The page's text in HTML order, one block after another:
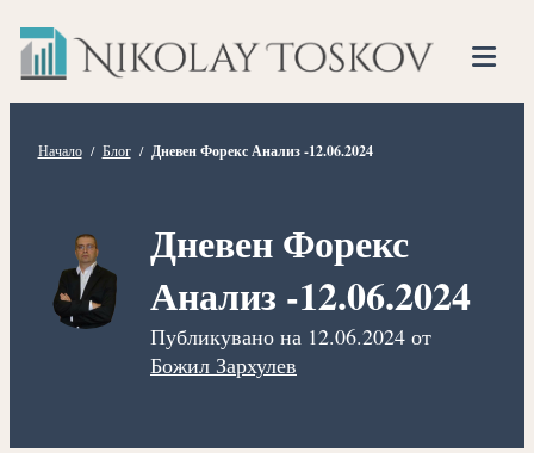
Прескочете
към
съдържанието
Финансов
Начало / Блог / Дневен Форекс Анализ -12.06.2024
Дневен Форекс
Анализ -12.06.2024
Публикувано на 12.06.2024 от
Божил Зархулев